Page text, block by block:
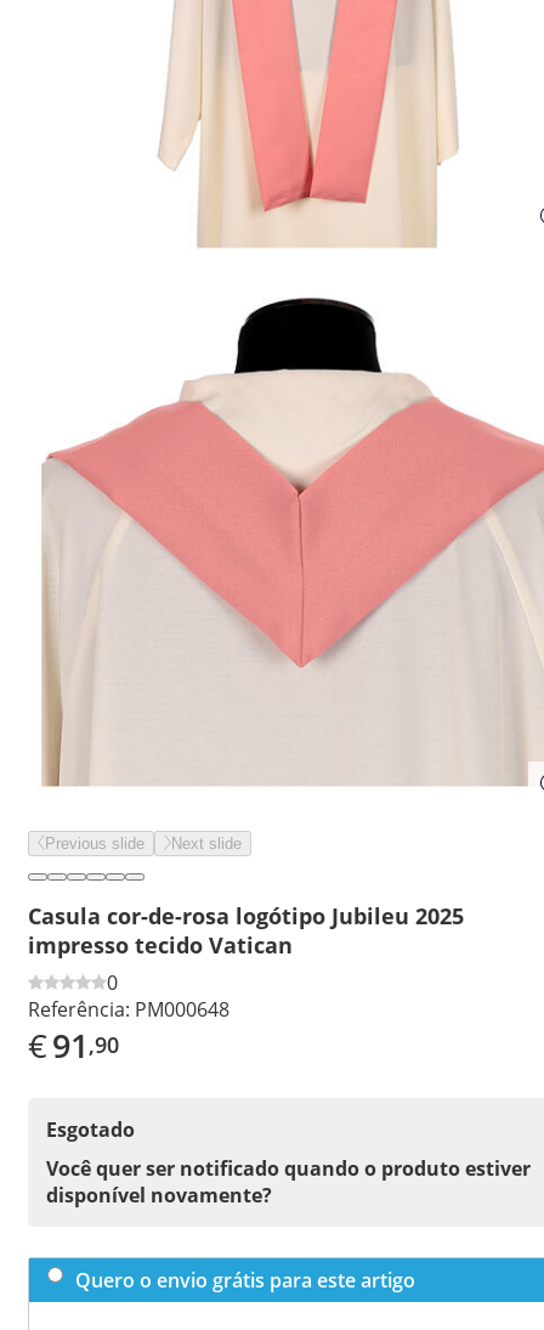
Previous slide Next slide
Casula cor-de-rosa logótipo Jubileu 2025
impresso tecido Vatican
0
Referência: PM000648
€91 ,90
Esgotado
Você quer ser notificado quando o produto estiver
disponível novamente?
Quero o envio grátis para este artigo